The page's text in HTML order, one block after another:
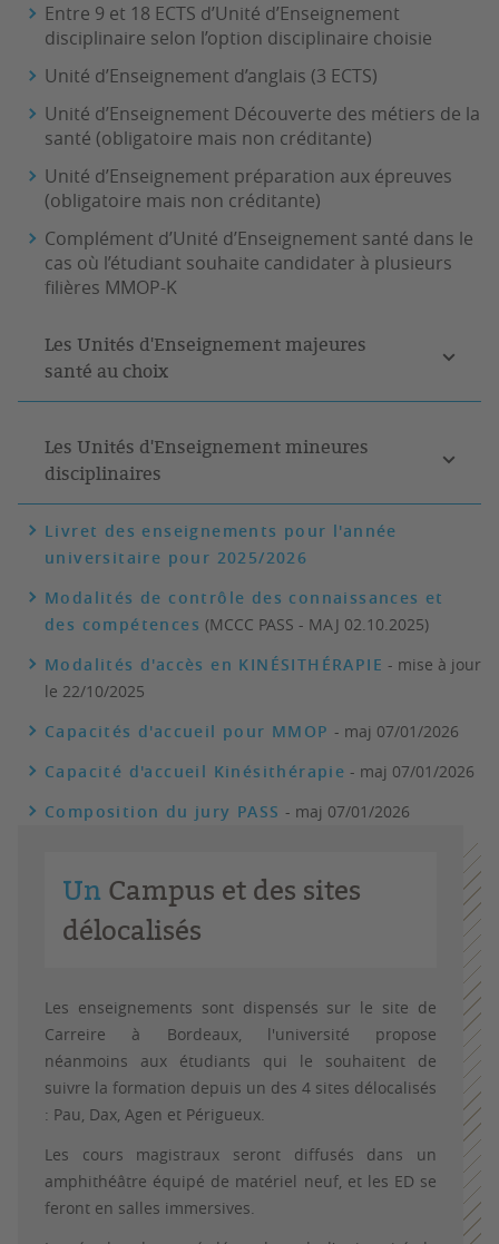
Entre 9 et 18 ECTS d’Unité d’Enseignement
disciplinaire selon l’option disciplinaire choisie
Unité d’Enseignement d’anglais (3 ECTS)
Unité d’Enseignement Découverte des métiers de la
santé (obligatoire mais non créditante)
Unité d’Enseignement préparation aux épreuves
(obligatoire mais non créditante)
Complément d’Unité d’Enseignement santé dans le
cas où l’étudiant souhaite candidater à plusieurs
filières MMOP-K
Les Unités d'Enseignement majeures
santé au choix
Les Unités d'Enseignement mineures
disciplinaires
Livret des enseignements pour l'année
universitaire pour 2025/2026
Modalités de contrôle des connaissances et
des compétences (MCCC PASS - MAJ 02.10.2025)
Modalités d'accès en KINÉSITHÉRAPIE - mise à jour
le 22/10/2025
Capacités d'accueil pour MMOP - maj 07/01/2026
Capacité d'accueil Kinésithérapie - maj 07/01/2026
Composition du jury PASS - maj 07/01/2026
Un Campus et des sites
délocalisés
Les enseignements sont dispensés sur le site de
Carreire à Bordeaux, l'université propose
néanmoins aux étudiants qui le souhaitent de
suivre la formation depuis un des 4 sites délocalisés
: Pau, Dax, Agen et Périgueux.
Les cours magistraux seront diffusés dans un
amphithéâtre équipé de matériel neuf, et les ED se
feront en salles immersives.